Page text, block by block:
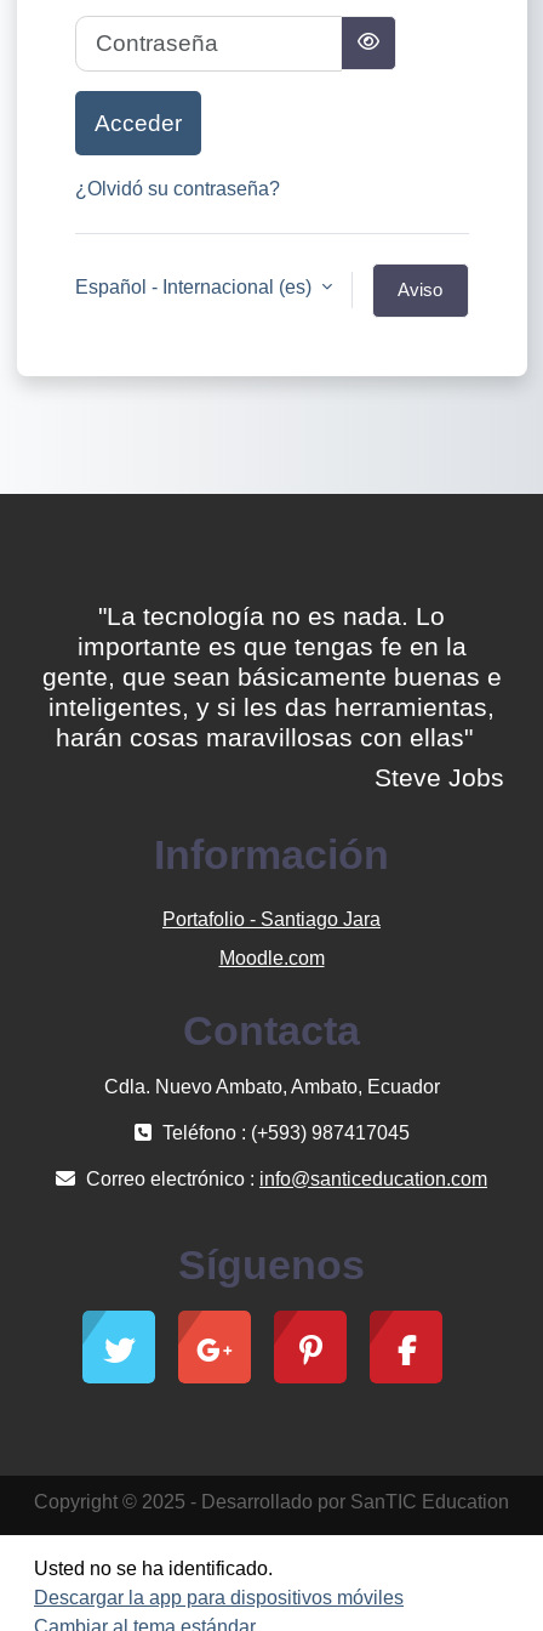
Contraseña
Acceder
¿Olvidó su contraseña?
Español - Internacional ‎(es)‎
Aviso
"La tecnología no es nada. Lo
importante es que tengas fe en la
gente, que sean básicamente buenas e
inteligentes, y si les das herramientas,
harán cosas maravillosas con ellas"
Steve Jobs
Información
Portafolio - Santiago Jara
Moodle.com
Contacta
Cdla. Nuevo Ambato, Ambato, Ecuador
Teléfono : (+593) 987417045
Correo electrónico : info@santiceducation.com
Síguenos
Copyright © 2025 - Desarrollado por SanTIC Education
Usted no se ha identificado.
Descargar la app para dispositivos móviles
Cambiar al tema estándar